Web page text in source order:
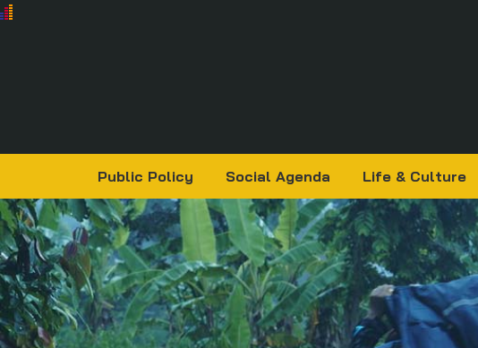
Public Policy Social Agenda Life & Culture